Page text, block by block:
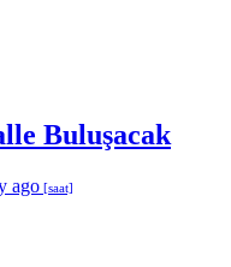
Buluşacak
ago